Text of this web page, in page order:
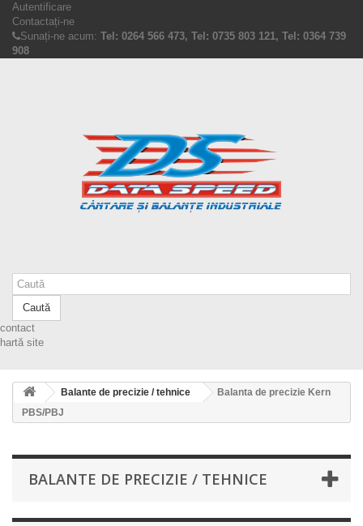
Autentificare
Contactați-ne
Sunați-ne acum: Tel: 0264 566 473, Tel: 0735 803 121, Tel: 0364 739
908
Caută
contact
hartă site
Balante de precizie / tehnice
Balanta de precizie Kern
PBS/PBJ
BALANTE DE PRECIZIE / TEHNICE